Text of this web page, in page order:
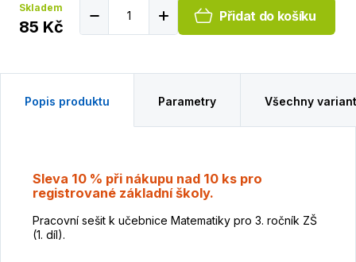
Skladem
85 Kč
Přidat do košíku
Popis produktu Parametry Všechny
Sleva 10 % při nákupu nad 10 ks pro
registrované základní školy.
Pracovní sešit k učebnice Matematiky pro 3. ročník ZŠ
(1. díl).